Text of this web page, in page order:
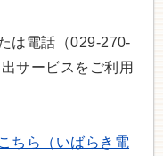
は電話（029-270-
サービスをご利用
ちら（いばらき電